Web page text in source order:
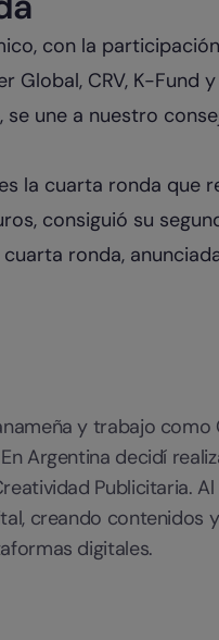
con la
Global, CRV, K-Fund
se une a nuestro
la cuarta ronda que
consiguió su
ronda,
y trabajo
Argentina decidí
Publicitaria.
creando contenidos
digitales.